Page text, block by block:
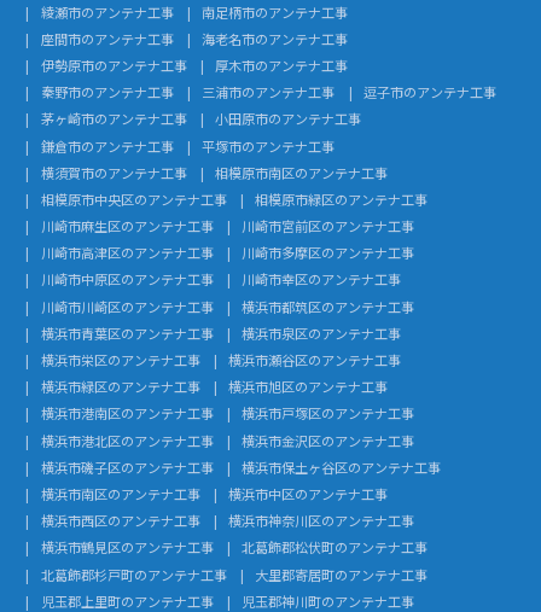
綾瀬市のアンテナ工事
南足柄市のアンテナ工事
座間市のアンテナ工事
海老名市のアンテナ工事
伊勢原市のアンテナ工事
厚木市のアンテナ工事
秦野市のアンテナ工事
三浦市のアンテナ工事
逗子市のアンテナ工事
茅ヶ崎市のアンテナ工事
小田原市のアンテナ工事
鎌倉市のアンテナ工事
平塚市のアンテナ工事
横須賀市のアンテナ工事
相模原市南区のアンテナ工事
相模原市中央区のアンテナ工事
相模原市緑区のアンテナ工事
川崎市麻生区のアンテナ工事
川崎市宮前区のアンテナ工事
川崎市高津区のアンテナ工事
川崎市多摩区のアンテナ工事
川崎市中原区のアンテナ工事
川崎市幸区のアンテナ工事
川崎市川崎区のアンテナ工事
横浜市都筑区のアンテナ工事
横浜市青葉区のアンテナ工事
横浜市泉区のアンテナ工事
横浜市栄区のアンテナ工事
横浜市瀬谷区のアンテナ工事
横浜市緑区のアンテナ工事
横浜市旭区のアンテナ工事
横浜市港南区のアンテナ工事
横浜市戸塚区のアンテナ工事
横浜市港北区のアンテナ工事
横浜市金沢区のアンテナ工事
横浜市磯子区のアンテナ工事
横浜市保土ヶ谷区のアンテナ工事
横浜市南区のアンテナ工事
横浜市中区のアンテナ工事
横浜市西区のアンテナ工事
横浜市神奈川区のアンテナ工事
横浜市鶴見区のアンテナ工事
北葛飾郡松伏町のアンテナ工事
北葛飾郡杉戸町のアンテナ工事
大里郡寄居町のアンテナ工事
児玉郡上里町のアンテナ工事
児玉郡神川町のアンテナ工事